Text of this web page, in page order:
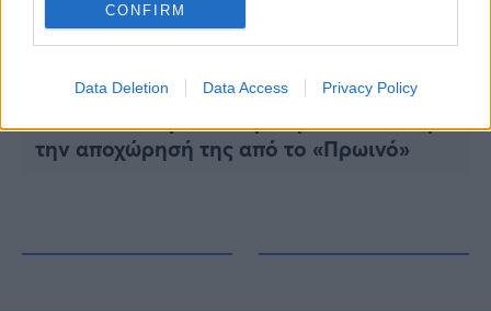
CONFIRM
Data Deletion Data Access Privacy Policy
GOSSIP
Δούκισσα Νομικού: Θρίλερ στον ΑΝΤ1 με
την αποχώρησή της από το «Πρωινό»